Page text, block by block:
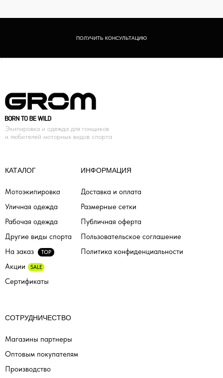
ПОЛУЧИТЬ КОНСУЛЬТАЦИЮ
КАТАЛОГ
Мотоэкипировка
Уличная одежда
Рабочая одежда
На заказ TOP
ИНФОРМАЦИЯ
Доставка и оплата
Производство
Размерные сетки
Публичная оферта
Пользовательское соглашение
СОТРУДНИЧЕСТВО
Магазины партнеры
Оптовым покупателям
Акции SALE
Экипировка и одежда для гонщиков
и любителей моторных видов спорта
Политика конфиденциальности
Сертификаты
Другие виды спорта